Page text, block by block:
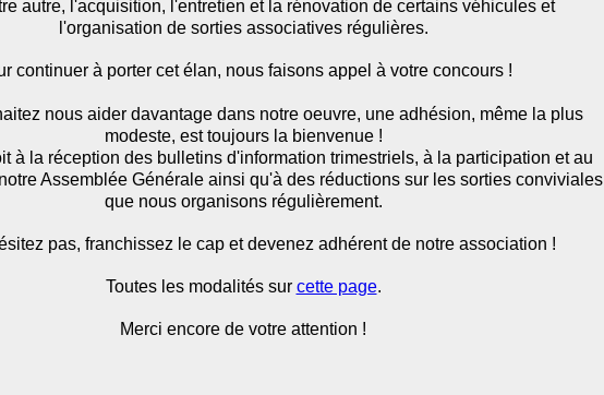
autre, l'acquisition, l'entretien et la rénovation de certains véhicules et
l'organisation de sorties associatives régulières.
continuer à porter cet élan, nous faisons appel à votre concours !
nous aider davantage dans notre oeuvre, une adhésion, même la plus
modeste, est toujours la bienvenue !
à la réception des bulletins d'information trimestriels, à la participation et au
Assemblée Générale ainsi qu'à des réductions sur les sorties conviviales
que nous organisons régulièrement.
pas, franchissez le cap et devenez adhérent de notre association !
Toutes les modalités sur cette page.
Merci encore de votre attention !